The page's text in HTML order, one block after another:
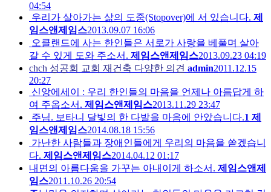
04:54
우리가 살아가는 삶의 도중(Stopover)에 서 있습니다. 제
임스앤제임스2013.09.07 16:06
오클랜드에 사는 한인들은 서로가 사랑을 베풀며 살아
갈 수 있게 도와 주소서. 제임스앤제임스2013.09.23 04:19
chch 성공회 교회 재건축 다양한 의견 admin2011.12.15
20:27
신앙에세이 : 우리 한인들의 마음을 언제나 아름답게 하
여 주옵소서. 제임스앤제임스2013.11.29 23:47
주님. 보타니 달빛의 한 다발을 마음에 안았습니다.1 제
임스앤제임스2014.08.18 15:56
가난한 사람들과 장애인들에게 우리의 마음을 쏟겠습니
다. 제임스앤제임스2014.04.12 01:17
내면의 아름다움을 가꾸는 아내이게 하소서. 제임스앤제
임스2011.10.26 20:54